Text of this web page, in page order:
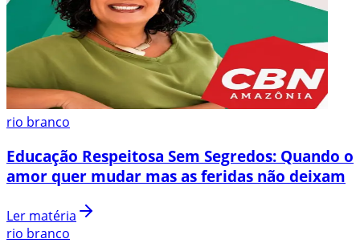
rio branco
Educação Respeitosa Sem Segredos: Quando o
amor quer mudar mas as feridas não deixam
Ler matéria
rio branco